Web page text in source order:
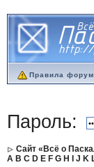
Правила
Пароль:
Сайт «Всё о
A B C D E F G H J K